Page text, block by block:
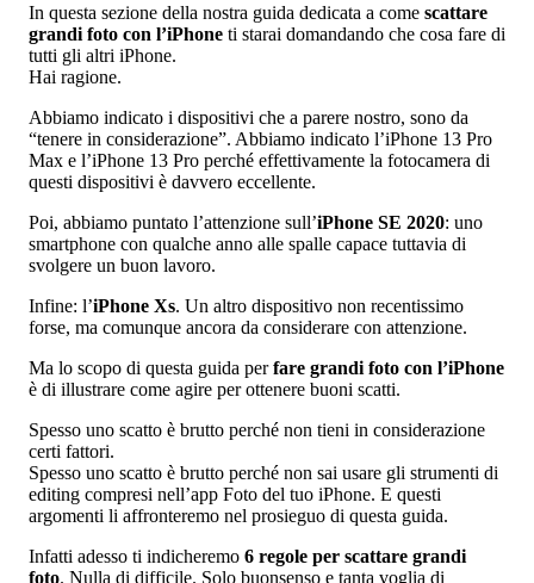
In questa sezione della nostra guida dedicata a come scattare
grandi foto con l’iPhone ti starai domandando che cosa fare di
tutti gli altri iPhone.
Hai ragione.
Abbiamo indicato i dispositivi che a parere nostro, sono da
“tenere in considerazione”. Abbiamo indicato l’iPhone 13 Pro
Max e l’iPhone 13 Pro perché effettivamente la fotocamera di
questi dispositivi è davvero eccellente.
Poi, abbiamo puntato l’attenzione sull’iPhone SE 2020: uno
smartphone con qualche anno alle spalle capace tuttavia di
svolgere un buon lavoro.
Infine: l’iPhone Xs. Un altro dispositivo non recentissimo
forse, ma comunque ancora da considerare con attenzione.
Ma lo scopo di questa guida perfare grandi foto con l’iPhone
è di illustrare come agire per ottenere buoni scatti.
Spesso uno scatto è brutto perché non tieni in considerazione
certi fattori.
Spesso uno scatto è brutto perché non sai usare gli strumenti di
editing compresi nell’app Foto del tuo iPhone. E questi
argomenti li affronteremo nel prosieguo di questa guida.
Infatti adesso ti indicheremo 6 regole per scattare grandi
foto. Nulla di difficile. Solo buonsenso e tanta voglia di